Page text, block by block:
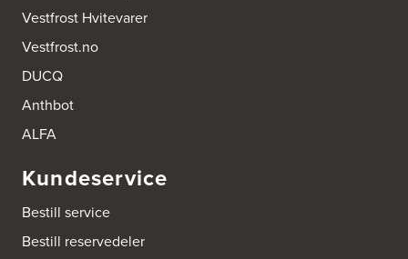
Vestfrost Hvitevarer
Vestfrost.no
DUCQ
Anthbot
ALFA
Kundeservice
Bestill service
Bestill reservedeler